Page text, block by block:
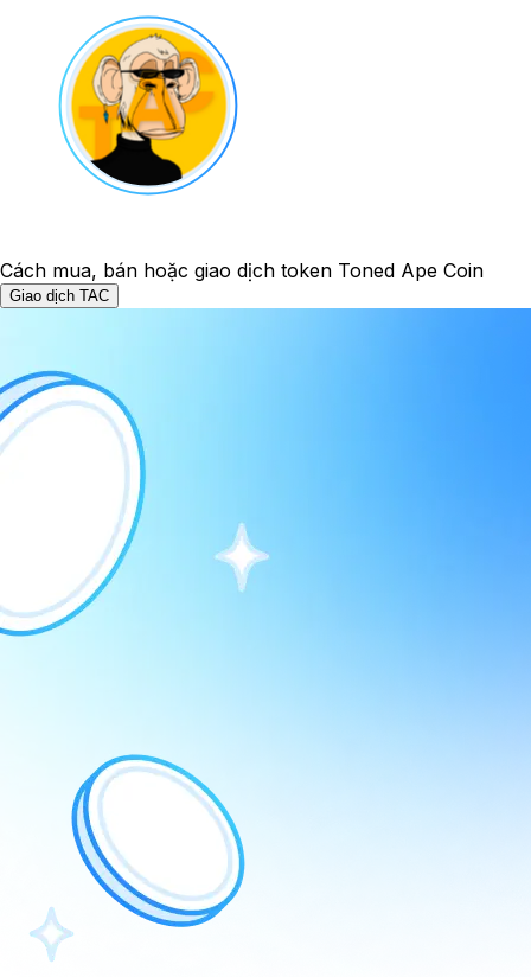
Cách mua, bán hoặc giao dịch token Toned Ape Coin
Giao dịch TAC